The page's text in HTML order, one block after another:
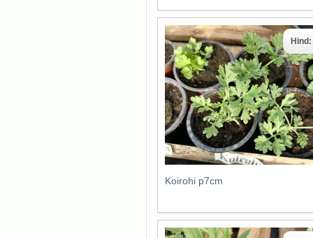
Koirohi p7cm
Hind: